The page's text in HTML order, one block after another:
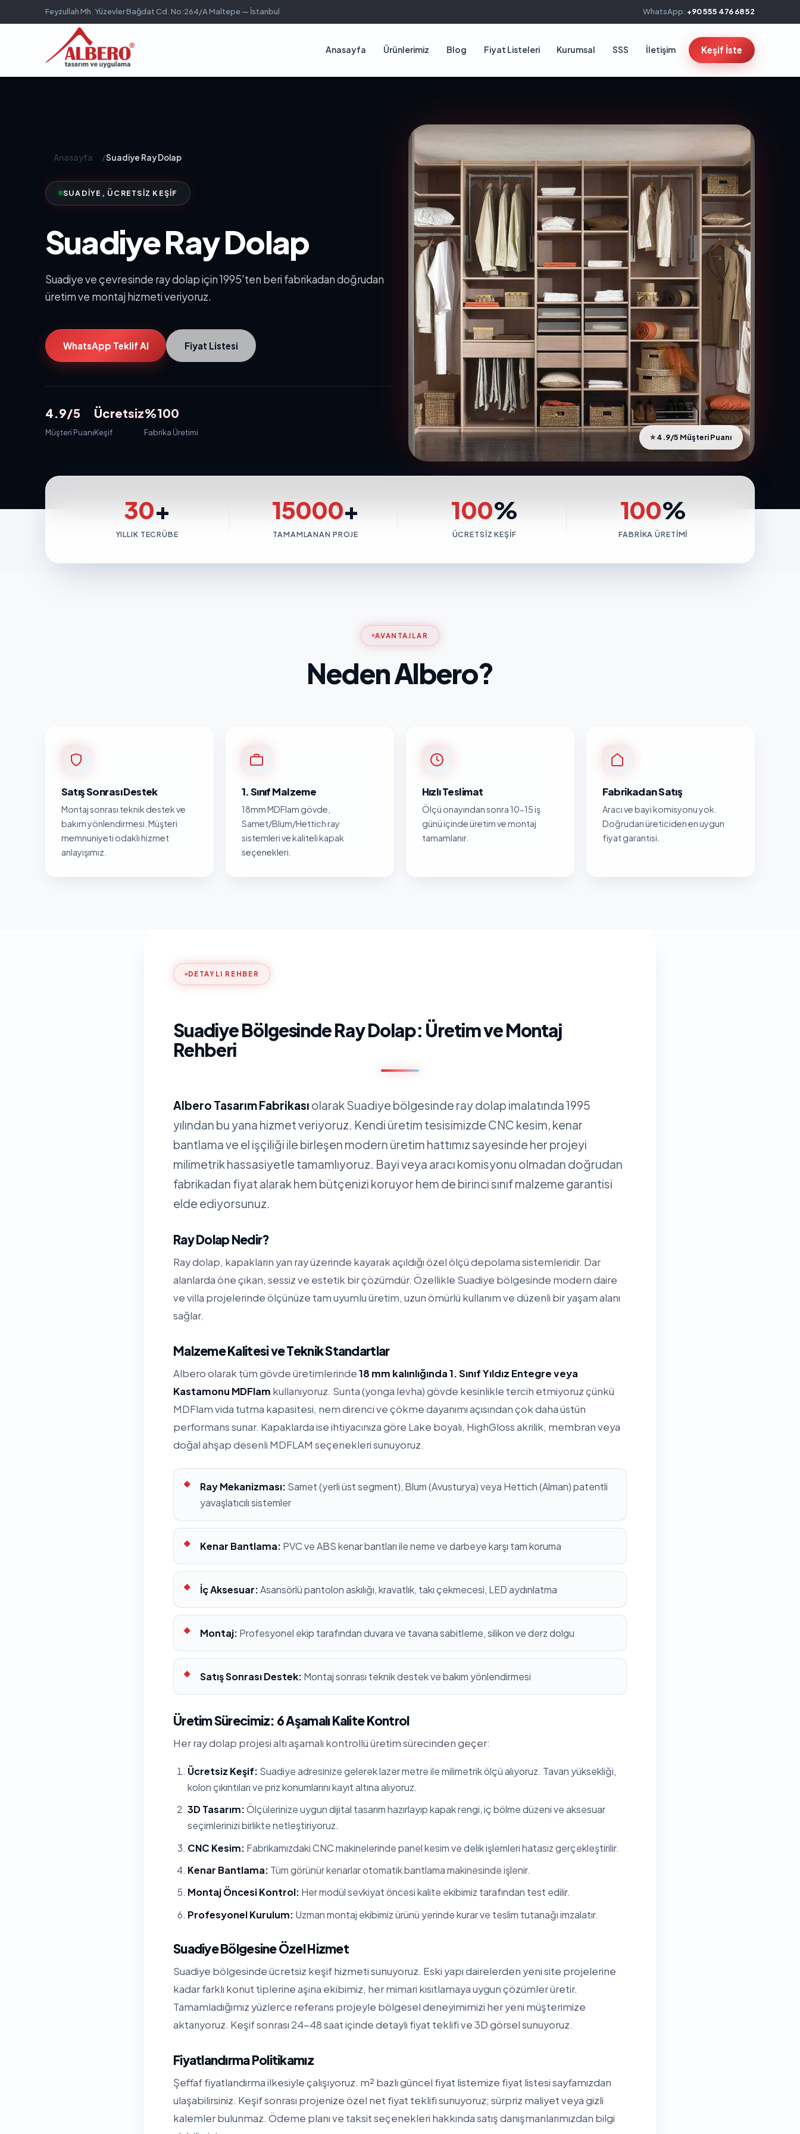
Feyzullah Mh. Yüzevler Bağdat Cd. No:264/A Maltepe — İstanbul WhatsApp: +90 555 476 68 52
Anasayfa Ürünlerimiz Blog Fiyat Listeleri Kurumsal SSS İletişim Keşif İste
Anasayfa /Suadiye Ray Dolap
SUADIYE, ÜCRETSIZ KEŞIF
Suadiye Ray Dolap
Suadiye ve çevresinde ray dolap için 1995'ten beri fabrikadan doğrudan
üretim ve montaj hizmeti veriyoruz.
WhatsApp Teklif Al Fiyat Listesi
4.9/5
Müşteri Puanı
Ücretsiz
Keşif
%100
Fabrika Üretimi ⭐ 4.9/5 Müşteri Puanı
30+
YILLIK TECRÜBE
15000+
TAMAMLANAN PROJE
100%
ÜCRETSIZ KEŞIF
100%
FABRIKA ÜRETIMI
AVANTAJLAR
Neden Albero?
Satış Sonrası Destek
Montaj sonrası teknik destek ve
bakım yönlendirmesi. Müşteri
memnuniyeti odaklı hizmet
anlayışımız.
1. Sınıf Malzeme
18mm MDFlam gövde,
Samet/Blum/Hettich ray
sistemleri ve kaliteli kapak
seçenekleri.
Hızlı Teslimat
Ölçü onayından sonra 10-15 iş
günü içinde üretim ve montaj
tamamlanır.
Fabrikadan Satış
Aracı ve bayi komisyonu yok.
Doğrudan üreticiden en uygun
fiyat garantisi.
DETAYLI REHBER
Suadiye Bölgesinde Ray Dolap: Üretim ve Montaj
Rehberi
Albero Tasarım Fabrikası olarak Suadiye bölgesinde ray dolap imalatında 1995
yılından bu yana hizmet veriyoruz. Kendi üretim tesisimizde CNC kesim, kenar
bantlama ve el işçiliği ile birleşen modern üretim hattımız sayesinde her projeyi
milimetrik hassasiyetle tamamlıyoruz. Bayi veya aracı komisyonu olmadan doğrudan
fabrikadan fiyat alarak hem bütçenizi koruyor hem de birinci sınıf malzeme garantisi
elde ediyorsunuz.
Ray Dolap Nedir?
Ray dolap, kapakların yan ray üzerinde kayarak açıldığı özel ölçü depolama sistemleridir. Dar
alanlarda öne çıkan, sessiz ve estetik bir çözümdür. Özellikle Suadiye bölgesinde modern daire
ve villa projelerinde ölçünüze tam uyumlu üretim, uzun ömürlü kullanım ve düzenli bir yaşam alanı
sağlar.
Malzeme Kalitesi ve Teknik Standartlar
Albero olarak tüm gövde üretimlerinde18 mm kalınlığında 1. Sınıf Yıldız Entegre veya
Kastamonu MDFlam kullanıyoruz. Sunta (yonga levha) gövde kesinlikle tercih etmiyoruz çünkü
MDFlam vida tutma kapasitesi, nem direnci ve çökme dayanımı açısından çok daha üstün
performans sunar. Kapaklarda ise ihtiyacınıza göre Lake boyalı, HighGloss akrilik, membran veya
doğal ahşap desenli MDFLAM seçenekleri sunuyoruz.
Ray Mekanizması: Samet (yerli üst segment), Blum (Avusturya) veya Hettich (Alman) patentli
yavaşlatıcılı sistemler
Kenar Bantlama: PVC ve ABS kenar bantları ile neme ve darbeye karşı tam koruma
İç Aksesuar:Asansörlü pantolon askılığı, kravatlık, takı çekmecesi, LED aydınlatma
Montaj: Profesyonel ekip tarafından duvara ve tavana sabitleme, silikon ve derz dolgu
Satış Sonrası Destek: Montaj sonrası teknik destek ve bakım yönlendirmesi
Üretim Sürecimiz: 6 Aşamalı Kalite Kontrol
Her ray dolap projesi altı aşamalı kontrollü üretim sürecinden geçer:
Ücretsiz Keşif: Suadiye adresinize gelerek lazer metre ile milimetrik ölçü alıyoruz. Tavan yüksekliği,
kolon çıkıntıları ve priz konumlarını kayıt altına alıyoruz.
3D Tasarım:Ölçülerinize uygun dijital tasarım hazırlayıp kapak rengi, iç bölme düzeni ve aksesuar
seçimlerinizi birlikte netleştiriyoruz.
CNC Kesim: Fabrikamızdaki CNC makinelerinde panel kesim ve delik işlemleri hatasız gerçekleştirilir.
Kenar Bantlama: Tüm görünür kenarlar otomatik bantlama makinesinde işlenir.
Montaj Öncesi Kontrol: Her modül sevkiyat öncesi kalite ekibimiz tarafından test edilir.
Profesyonel Kurulum: Uzman montaj ekibimiz ürünü yerinde kurar ve teslim tutanağı imzalatır.
Suadiye Bölgesine Özel Hizmet
Suadiye bölgesinde ücretsiz keşif hizmeti sunuyoruz. Eski yapı dairelerden yeni site projelerine
kadar farklı konut tiplerine aşina ekibimiz, her mimari kısıtlamaya uygun çözümler üretir.
Tamamladığımız yüzlerce referans projeyle bölgesel deneyimimizi her yeni müşterimize
aktarıyoruz. Keşif sonrası 24-48 saat içinde detaylı fiyat teklifi ve 3D görsel sunuyoruz.
Fiyatlandırma Politikamız
Şeffaf fiyatlandırma ilkesiyle çalışıyoruz. m² bazlı güncel fiyat listemize fiyat listesi sayfamızdan
ulaşabilirsiniz. Keşif sonrası projenize özel net fiyat teklifi sunuyoruz; sürpriz maliyet veya gizli
kalemler bulunmaz. Ödeme planı ve taksit seçenekleri hakkında satış danışmanlarımızdan bilgi